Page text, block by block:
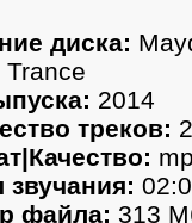
диска:
Trance
2014
треков:
звучания:
файла: 313